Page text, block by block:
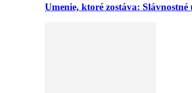
Umenie, ktoré zostáva: